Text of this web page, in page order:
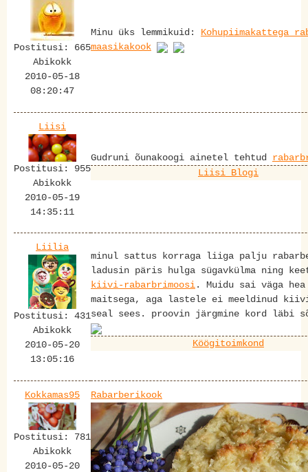
Postitusi: 665
Abikokk
2010-05-18
08:20:47
Minu üks lemmikuid: Kohupiimakattega
maasikakook
Liisi
Postitusi: 955
Abikokk
2010-05-19
14:35:11
Gudruni õunakoogi ainetel tehtud
Liisi Blogi
Liilia
Postitusi: 431
Abikokk
2010-05-20
13:05:16
minul sattus korraga liiga palju
ladusin päris hulga sügavkülma ning
kiivi-rabarbrimoosi. Muidu sai väga hea
maitsega, aga lastele ei meeldinud
seal sees. proovin järgmine kord läbi
Köögitoimkond
Kokkamas95
Postitusi: 781
Abikokk
2010-05-20
Rabarberikook